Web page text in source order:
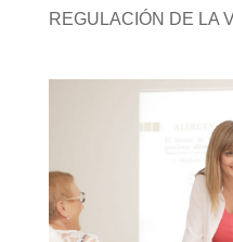
REGULACIÓN DE LA